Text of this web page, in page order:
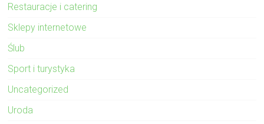
Restauracje i catering
Sklepy internetowe
Ślub
Sport i turystyka
Uncategorized
Uroda